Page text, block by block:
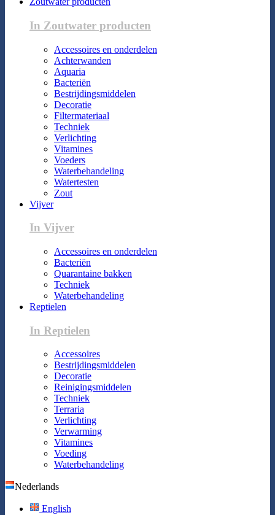
In Zoutwater producten
Accessoires en onderdelen
Achterwanden
Aquaria
Bacteriën
Bestrijdingsmiddelen
Decoratie
Filtermateriaal
Techniek
Verlichting
Vitamines
Voeders
Waterbehandeling
Watertesten
Zout
Vijver
In Vijver
Accessoires en onderdelen
Bacteriën
Quarantaine bakken
Techniek
Waterbehandeling
Reptielen
In Reptielen
Accessoires
Bestrijdingsmiddelen
Decoratie
Reinigingsmiddelen
Techniek
Terraria
Verlichting
Verwarming
Vitamines
Voeding
Waterbehandeling
Nederlands
English